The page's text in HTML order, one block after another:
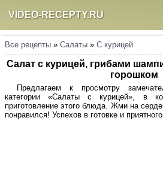
VIDEO-RECEPTY.RU
Все рецепты » Салаты » С курицей
Салат с курицей, грибами
горошком
Предлагаем к просмотру
категории «Салаты с курицей», в
приготовление этого блюда. Жми на
понравился! Успехов в готовке и